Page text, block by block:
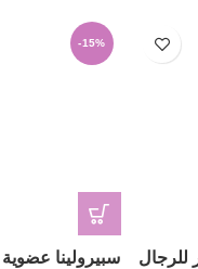
للرجال
-15%
سبيرولينا